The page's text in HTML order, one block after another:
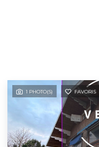
1 PHOTO(S) FAVORIS